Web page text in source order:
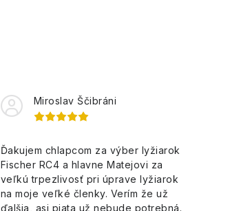
Miroslav Ščibráni
Ďakujem chlapcom za výber lyžiarok
Fischer RC4 a hlavne Matejovi za
veľkú trpezlivosť pri úprave lyžiarok
na moje veľké členky. Verím že už
ďalšia, asi piata už nebude potrebná.